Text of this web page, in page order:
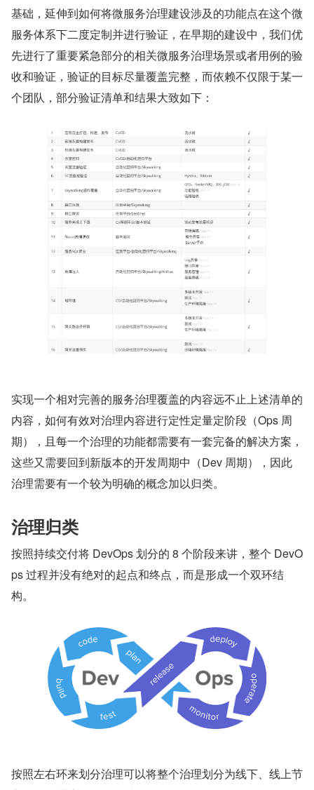
基础，延伸到如何将微服务治理建设涉及的功能点在这个微
服务体系下二度定制并进行验证，在早期的建设中，我们优
先进行了重要紧急部分的相关微服务治理场景或者用例的验
收和验证，验证的目标尽量覆盖完整，而依赖不仅限于某一
个团队，部分验证清单和结果大致如下：
实现一个相对完善的服务治理覆盖的内容远不止上述清单的
内容，如何有效对治理内容进行定性定量定阶段（Ops 周
期），且每一个治理的功能都需要有一套完备的解决方案，
这些又需要回到新版本的开发周期中（Dev 周期），因此
治理需要有一个较为明确的概念加以归类。
治理归类
按照持续交付将 DevOps 划分的 8 个阶段来讲，整个 DevO
ps 过程并没有绝对的起点和终点，而是形成一个双环结
构。
按照左右环来划分治理可以将整个治理划分为线下、线上节